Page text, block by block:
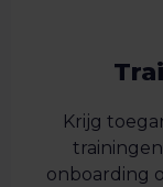
Krijg
onboarding